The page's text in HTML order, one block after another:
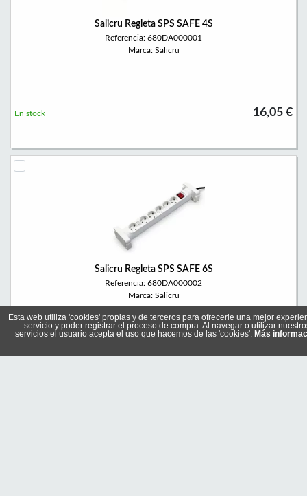
Salicru Regleta SPS SAFE 4S
Referencia: 680DA000001
Marca: Salicru
16,05 €
En stock
Salicru Regleta SPS SAFE 6S
Referencia: 680DA000002
Marca: Salicru
18,00 €
En stock
Esta web utiliza 'cookies' propias y de terceros para ofrecerle una mejor
servicio y poder registrar el proceso de compra. Al navegar o utilizar
servicios el usuario acepta el uso que hacemos de las 'cookies'. Más